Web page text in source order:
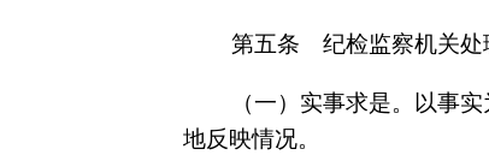
第五条 纪检监察机关处
（一）实事求是。以事
地反映情况。